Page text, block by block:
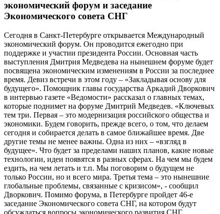
экономический форум и заседание
Экономического совета СНГ
Сегодня в Санкт-Петербурге открывается Международный
экономический форум. Он проводится ежегодно при
поддержке и участии президента России. Основная часть
выступления Дмитрия Медведева на нынешнем форуме будет
посвящена экономическим изменениям в России за последнее
время. Девиз встречи в этом году – «Закладывая основу для
будущего». Помощник главы государства Аркадий Дворкович
в интервью газете «Ведомости» рассказал о главных темах,
которые поднимет на форуме Дмитрий Медведев. «Ключевых
тем три. Первая – это модернизация российского общества и
экономики. Будем говорить, прежде всего, о том, что делаем
сегодня и собирается делать в самое ближайшее время. Две
другие темы не менее важны. Одна из них – «взгляд в
будущее». Что будет за пределами наших планов, какие новые
технологии, идеи появятся в разных сферах. На чем мы будем
ездить, на чем летать и т.п. Мы поговорим о будущем не
только России, но и всего мира. Третья тема – это нынешние
глобальные проблемы, связанные с кризисом», - сообщил
Дворкович. Помимо форума, в Петербурге пройдет 46-е
заседание Экономического совета СНГ, на котором будут
обсуждаться вопросы экономического развития СНГ,